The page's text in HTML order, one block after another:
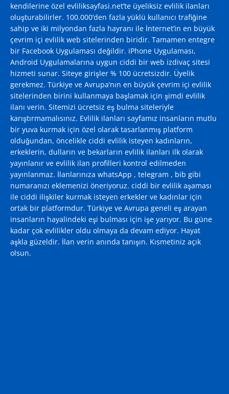
kendilerine özel evliliksayfasi.net’te üyeliksiz evlilik ilanları
oluşturabilirler. 100.000’den fazla yüklü kullanıcı trafiğine
sahip ve iki milyondan fazla hayranı ile İnternet’in en büyük
çevrim içi evlilik web sitelerinden biridir. Tamamen entegre
bir Facebook Uygulaması değildir. iPhone Uygulaması,
Android Uygulamalarına uygun ciddi bir web izdivaç sitesi
hizmeti sunar. Siteye girişler % 100 ücretsizdir. Üyelik
gerekmez. Türkiye ve Avrupa’nın en büyük çevrim içi evlilik
sitelerinden birini kullanmaya başlamak için şimdi evlilik
ilanı verin. Sitemizi ücretsiz eş bulma siteleriyle
karıştırmamalısınız. Evlilik ilanları sayfamız insanların mutlu
bir yuva kurmak için özel olarak tasarlanmış platform
olduğundan, öncelikle ciddi evlilik isteyen kadınların,
erkeklerin, dulların ve bekarların evlilik ilanları ilk olarak
yayınlanır ve evlilik ilan profilleri kontrol edilmeden
yayınlanmaz. İlanlarınıza whatsApp , telegram , bib gibi
numaranızı eklemenizi öneriyoruz. ciddi bir evlilik aşaması
ile ciddi ilişkiler kurmak isteyen erkekler ve kadınlar için
ortak bir platformdur. Türkiye ve Avrupa geneli eş arayan
insanların hayalindeki eşi bulması için işe yarıyor. Bu güne
kadar çok evlilikler oldu olmaya da devam ediyor. Hayat
aşkla güzeldir. İlan verin anında tanışın. Kısmetiniz açık
olsun.